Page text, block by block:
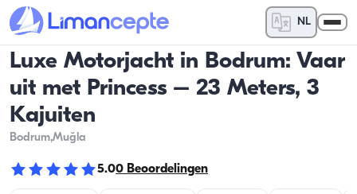
NL
Luxe Motorjacht in Bodrum: Vaar
uit met Princess – 23 Meters, 3
Kajuiten
Bodrum,Muğla
5.00 Beoordelingen